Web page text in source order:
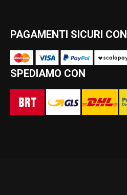
PAGAMENTI SICURI CON
SPEDIAMO CON